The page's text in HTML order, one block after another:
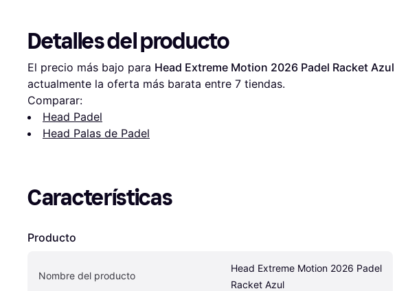
Detalles del producto
El precio más bajo para Head Extreme Motion 2026 Padel Racket Azul
actualmente la oferta más barata entre 7 tiendas.
Comparar:
Head Padel
Head Palas de Padel
Características
Producto
Nombre del producto
Head Extreme Motion 2026 Padel
Racket Azul